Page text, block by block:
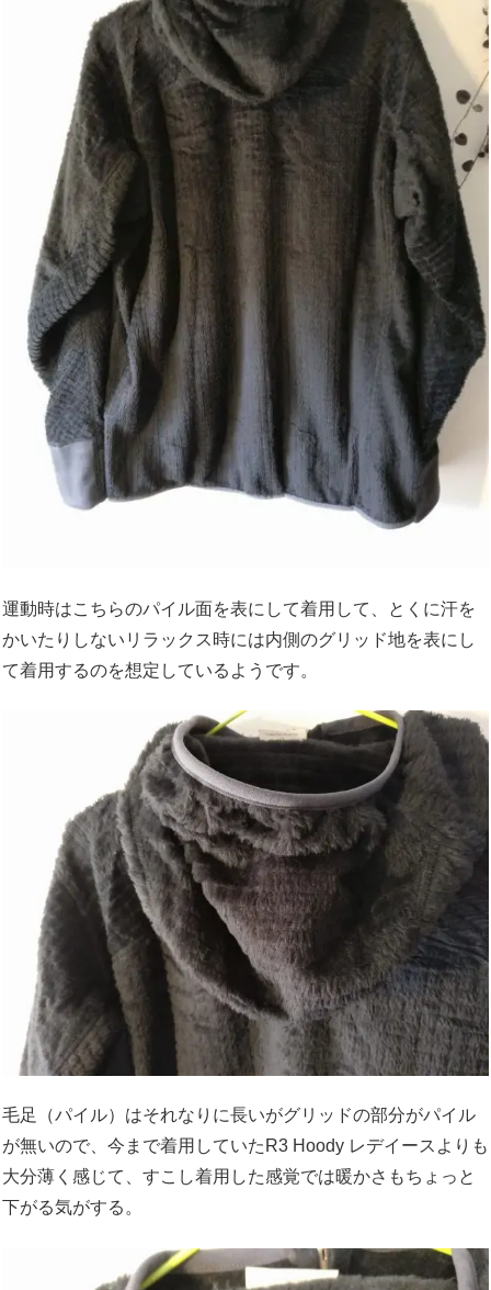
運動時はこちらのパイル面を表にして着用して、とくに汗を
かいたりしないリラックス時には内側のグリッド地を表にし
て着用するのを想定しているようです。
毛足（パイル）はそれなりに長いがグリッドの部分がパイル
が無いので、今まで着用していたR3 Hoody レデイースよりも
大分薄く感じて、すこし着用した感覚では暖かさもちょっと
下がる気がする。